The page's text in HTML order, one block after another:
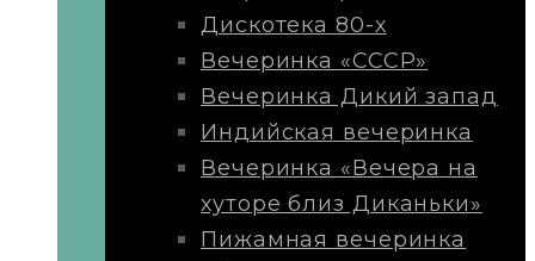
Дискотека 80-х
Вечеринка «СССР»
Вечеринка Дикий запад
Индийская вечеринка
Вечеринка «Вечера на
хуторе близ Диканьки»
Пижамная вечеринка